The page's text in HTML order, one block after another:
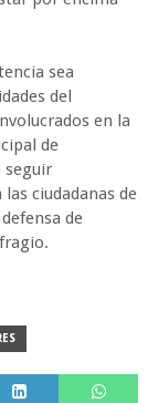
sea
del
en la
de
seguir
ciudadanas de
de